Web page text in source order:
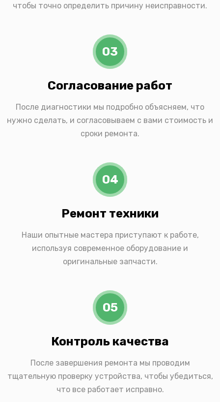
чтобы точно определить причину неисправности.
03
Согласование работ
После диагностики мы подробно объясняем, что
нужно сделать, и согласовываем с вами стоимость и
сроки ремонта.
04
Ремонт техники
Наши опытные мастера приступают к работе,
используя современное оборудование и
оригинальные запчасти.
05
Контроль качества
После завершения ремонта мы проводим
тщательную проверку устройства, чтобы убедиться,
что все работает исправно.